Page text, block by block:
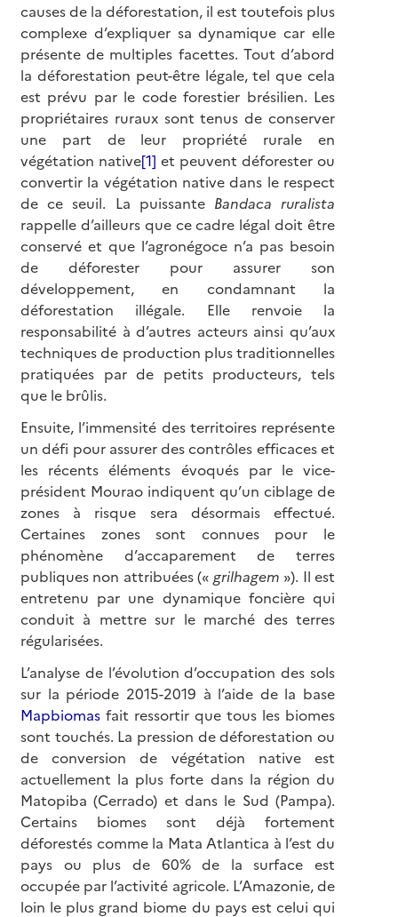
causes de la déforestation, il est toutefois plus
complexe d’expliquer sa dynamique car elle
présente de multiples facettes. Tout d’abord
la déforestation peut-être légale, tel que cela
est prévu par le code forestier brésilien. Les
propriétaires ruraux sont tenus de conserver
une part de leur propriété rurale en
végétation native[1] et peuvent déforester ou
convertir la végétation native dans le respect
de ce seuil. La puissante Bandaca ruralista
rappelle d’ailleurs que ce cadre légal doit être
conservé et que l’agronégoce n’a pas besoin
de déforester pour assurer son
développement, en condamnant la
déforestation illégale. Elle renvoie la
responsabilité à d’autres acteurs ainsi qu’aux
techniques de production plus traditionnelles
pratiquées par de petits producteurs, tels
que le brûlis.
Ensuite, l’immensité des territoires représente
un défi pour assurer des contrôles efficaces et
les récents éléments évoqués par le vice-
président Mourao indiquent qu’un ciblage de
zones à risque sera désormais effectué.
Certaines zones sont connues pour le
phénomène d’accaparement de terres
publiques non attribuées (« grilhagem »). Il est
entretenu par une dynamique foncière qui
conduit à mettre sur le marché des terres
régularisées.
L’analyse de l’évolution d’occupation des sols
sur la période 2015-2019 à l’aide de la base
Mapbiomas fait ressortir que tous les biomes
sont touchés. La pression de déforestation ou
de conversion de végétation native est
actuellement la plus forte dans la région du
Matopiba (Cerrado) et dans le Sud (Pampa).
Certains biomes sont déjà fortement
déforestés comme la Mata Atlantica à l’est du
pays ou plus de 60% de la surface est
occupée par l’activité agricole. L’Amazonie, de
loin le plus grand biome du pays est celui qui